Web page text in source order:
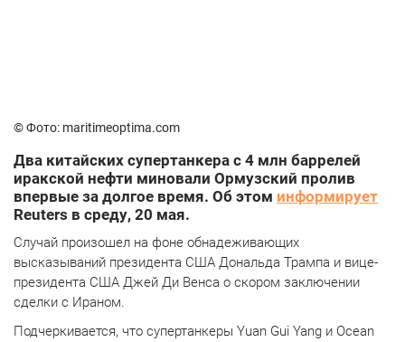
© Фото: maritimeoptima.com
Два китайских супертанкера с 4 млн баррелей
иракской нефти миновали Ормузский пролив
впервые за долгое время. Об этом информирует
Reuters в среду, 20 мая.
Случай произошел на фоне обнадеживающих
высказываний президента США Дональда Трампа и вице-
президента США Джей Ди Венса о скором заключении
сделки с Ираном.
Подчеркивается, что супертанкеры Yuan Gui Yang и Ocean